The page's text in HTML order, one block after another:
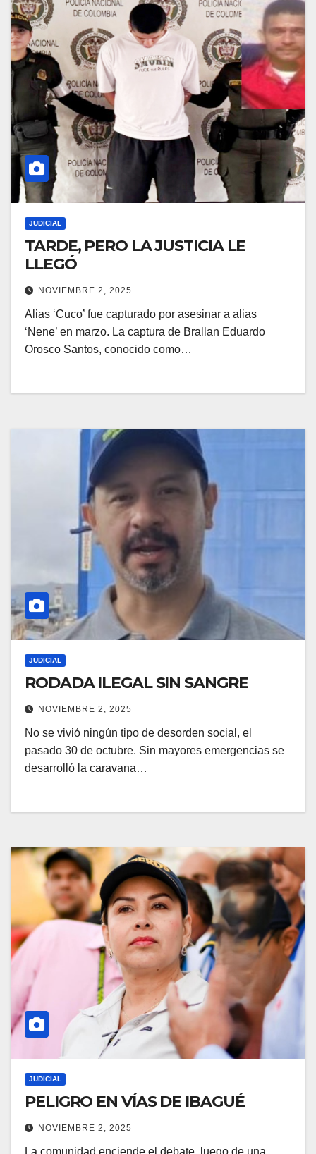
JUDICIAL
TARDE, PERO LA JUSTICIA LE
LLEGÓ
NOVIEMBRE 2, 2025
Alias ‘Cuco’ fue capturado por asesinar a alias
‘Nene’ en marzo. La captura de Brallan Eduardo
Orosco Santos, conocido como…
JUDICIAL
RODADA ILEGAL SIN SANGRE
NOVIEMBRE 2, 2025
No se vivió ningún tipo de desorden social, el
pasado 30 de octubre. Sin mayores emergencias se
desarrolló la caravana…
JUDICIAL
PELIGRO EN VÍAS DE IBAGUÉ
NOVIEMBRE 2, 2025